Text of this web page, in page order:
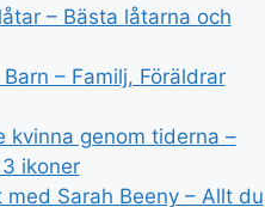
– Bästa låtarna och
– Familj, Föräldrar
kvinna genom tiderna –
ikoner
Sarah Beeny – Allt du